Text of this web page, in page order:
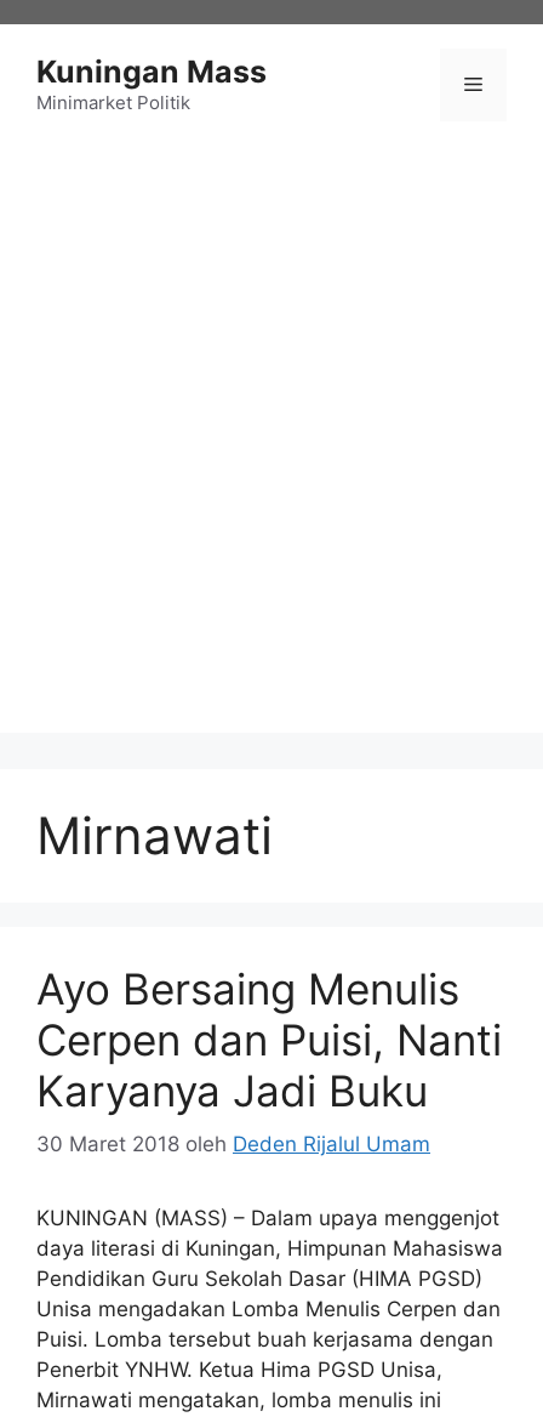
Kuningan Mass
Minimarket Politik
Menu
Mirnawati
Ayo Bersaing Menulis
Cerpen dan Puisi, Nanti
Karyanya Jadi Buku
30 Maret 2018 oleh Deden Rijalul Umam
KUNINGAN (MASS) – Dalam upaya menggenjot
daya literasi di Kuningan, Himpunan Mahasiswa
Pendidikan Guru Sekolah Dasar (HIMA PGSD)
Unisa mengadakan Lomba Menulis Cerpen dan
Puisi. Lomba tersebut buah kerjasama dengan
Penerbit YNHW. Ketua Hima PGSD Unisa,
Mirnawati mengatakan, lomba menulis ini